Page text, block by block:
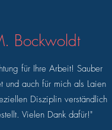
Bockwoldt
für Ihre Arbeit! Sauber
und auch für mich als Laien
Disziplin verständlich
Vielen Dank dafür!"